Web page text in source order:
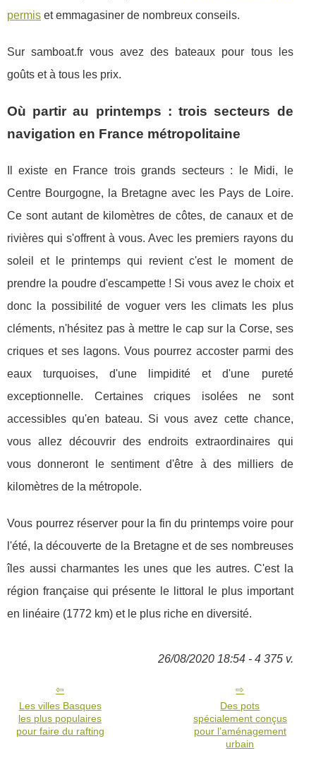
permis et emmagasiner de nombreux conseils.
Sur samboat.fr vous avez des bateaux pour tous les
goûts et à tous les prix.
Où partir au printemps : trois secteurs de
navigation en France métropolitaine
Il existe en France trois grands secteurs : le Midi, le
Centre Bourgogne, la Bretagne avec les Pays de Loire.
Ce sont autant de kilomètres de côtes, de canaux et de
rivières qui s'offrent à vous. Avec les premiers rayons du
soleil et le printemps qui revient c'est le moment de
prendre la poudre d'escampette ! Si vous avez le choix et
donc la possibilité de voguer vers les climats les plus
cléments, n'hésitez pas à mettre le cap sur la Corse, ses
criques et ses lagons. Vous pourrez accoster parmi des
eaux turquoises, d'une limpidité et d'une pureté
exceptionnelle. Certaines criques isolées ne sont
accessibles qu'en bateau. Si vous avez cette chance,
vous allez découvrir des endroits extraordinaires qui
vous donneront le sentiment d'être à des milliers de
kilomètres de la métropole.
Vous pourrez réserver pour la fin du printemps voire pour
l'été, la découverte de la Bretagne et de ses nombreuses
îles aussi charmantes les unes que les autres. C'est la
région française qui présente le littoral le plus important
en linéaire (1772 km) et le plus riche en diversité.
26/08/2020 18:54 - 4 375 v.
Les villes Basques
les plus populaires
pour faire du rafting
Des pots
spécialement conçus
pour l’aménagement
urbain